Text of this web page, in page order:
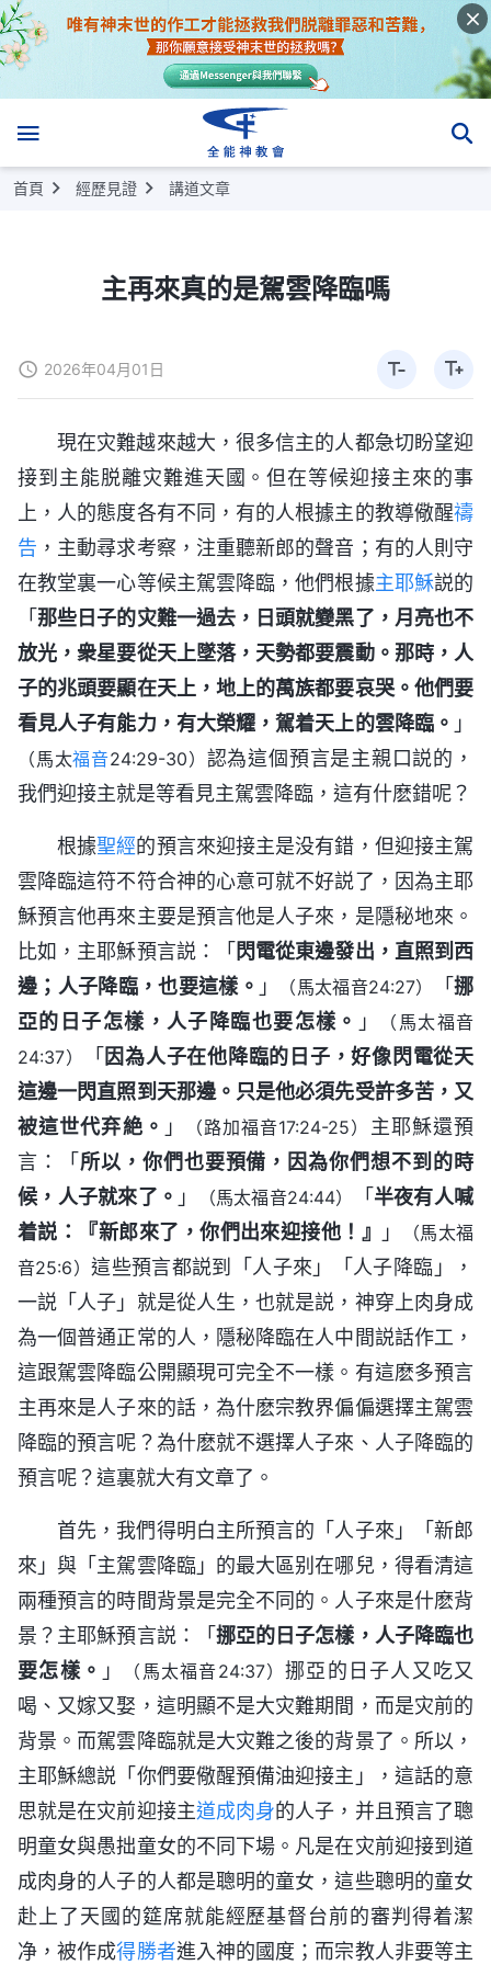
首頁 經歷見證 講道文章
主再來真的是駕雲降臨嗎
2026年04月01日
現在灾難越來越大，很多信主的人都急切盼望迎
接到主能脱離灾難進天國。但在等候迎接主來的事
上，人的態度各有不同，有的人根據主的教導儆醒禱
告 ，主動尋求考察，注重聽新郎的聲音；有的人則守
在教堂裏一心等候主駕雲降臨，他們根據主耶穌説的
「那些日子的灾難一過去，日頭就變黑了，月亮也不
放光，衆星要從天上墜落，天勢都要震動。那時，人
子的兆頭要顯在天上，地上的萬族都要哀哭。他們要
看見人子有能力，有大榮耀，駕着天上的雲降臨。 」
（馬太福音24:29-30） 認為這個預言是主親口説的，
我們迎接主就是等看見主駕雲降臨，這有什麽錯呢？
根據聖經的預言來迎接主是没有錯，但迎接主駕
雲降臨這符不符合神的心意可就不好説了，因為主耶
穌預言他再來主要是預言他是人子來，是隱秘地來。
比如，主耶穌預言説：「閃電從東邊發出，直照到西
邊；人子降臨，也要這樣。 」 （馬太福音24:27） 「挪
亞的日子怎樣，人子降臨也要怎樣。 」
（馬太福音
24:37）
「因為人子在他降臨的日子，好像閃電從天
這邊一閃直照到天那邊。只是他必須先受許多苦，又
被這世代弃絶。 」 （路加福音17:24-25） 主耶穌還預
言：「所以，你們也要預備，因為你們想不到的時
候，人子就來了。 」 （馬太福音24:44） 「半夜有人喊
着説：『新郎來了，你們出來迎接他！』
」
（馬太福
音25:6）這些預言都説到「人子來」「人子降臨」，
一説「人子」就是從人生，也就是説，神穿上肉身成
為一個普通正常的人，隱秘降臨在人中間説話作工，
這跟駕雲降臨公開顯現可完全不一樣。有這麽多預言
主再來是人子來的話，為什麽宗教界偏偏選擇主駕雲
降臨的預言呢？為什麽就不選擇人子來、人子降臨的
預言呢？這裏就大有文章了。
首先，我們得明白主所預言的「人子來」「新郎
來」與「主駕雲降臨」的最大區别在哪兒，得看清這
兩種預言的時間背景是完全不同的。人子來是什麽背
景？主耶穌預言説：「挪亞的日子怎樣，人子降臨也
要怎樣。 」 （馬太福音24:37） 挪亞的日子人又吃又
喝、又嫁又娶，這明顯不是大灾難期間，而是灾前的
背景。而駕雲降臨就是大灾難之後的背景了。所以，
主耶穌總説「你們要儆醒預備油迎接主」，這話的意
思就是在灾前迎接主道成肉身的人子，并且預言了聰
明童女與愚拙童女的不同下場。凡是在灾前迎接到道
成肉身的人子的人都是聰明的童女，這些聰明的童女
赴上了天國的筵席就能經歷基督台前的審判得着潔
净，被作成得勝者進入神的國度；而宗教人非要等主